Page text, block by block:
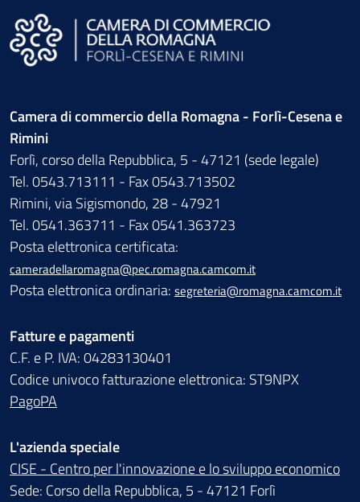
Camera di commercio della Romagna - Forlì-Cesena e
Rimini
Forlì, corso della Repubblica, 5 - 47121 (sede legale)
Tel. 0543.713111 - Fax 0543.713502
Rimini, via Sigismondo, 28 - 47921
Tel. 0541.363711 - Fax 0541.363723
Posta elettronica certificata:
cameradellaromagna@pec.romagna.camcom.it
Posta elettronica ordinaria: segreteria@romagna.camcom.it
Fatture e pagamenti
C.F. e P. IVA: 04283130401
Codice univoco fatturazione elettronica: ST9NPX
PagoPA
L'azienda speciale
CISE - Centro per l'innovazione e lo sviluppo economico
Sede: Corso della Repubblica, 5 - 47121 Forlì